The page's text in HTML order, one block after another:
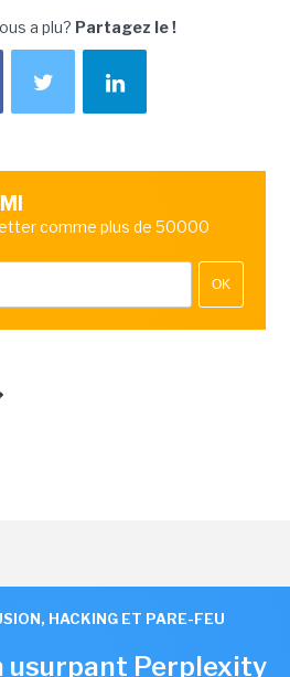
a plu? Partagez le !
comme plus de 50000
OK
HACKING ET PARE-FEU
usurpant Perplexity